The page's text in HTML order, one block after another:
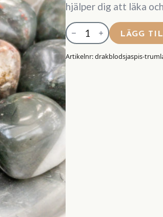
hjälper dig att läka
Drakblodsjaspis
Trumlad
mängd
LÄGG
Artikelnr:drakblodsjaspis-